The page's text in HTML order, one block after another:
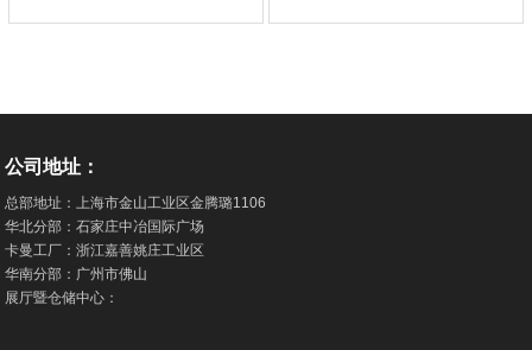
公司地址：
总部地址：上海市金山工业区金腾璐1106
华北分部：石家庄中冶国际广场
卡曼工厂：浙江嘉善姚庄工业区
华南分部：广州市佛山
展厅暨仓储中心：